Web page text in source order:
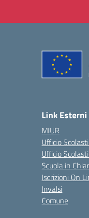
Link Esterni
MIUR
Ufficio
Ufficio
Scuola in
Iscrizioni On
Invalsi
Comune